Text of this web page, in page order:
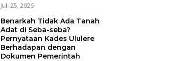
Juli 25, 2026
Benarkah Tidak Ada Tanah
Adat di Seba-seba?
Pernyataan Kades Ululere
Berhadapan dengan
Dokumen Pemerintah